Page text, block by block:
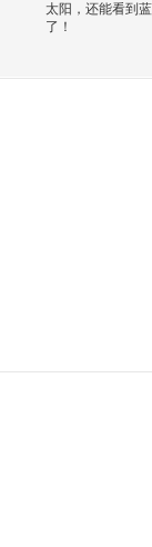
太阳，还能看到
了！